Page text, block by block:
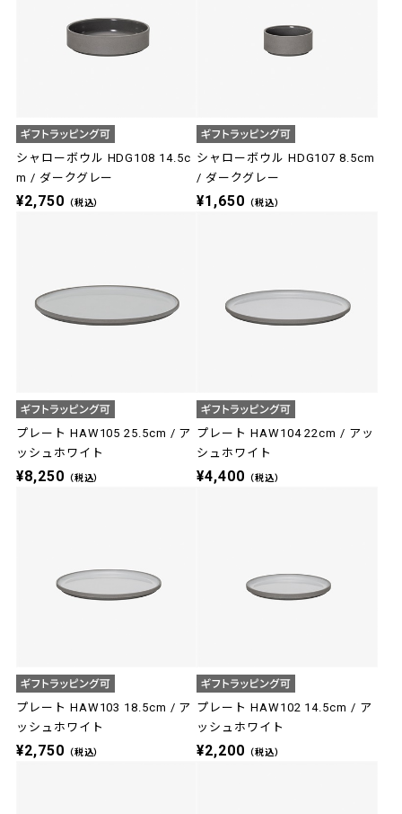
シャローボウル HDG108 14.5c
m / ダークグレー
¥2,750 （税込）
シャローボウル HDG107 8.5cm
/ ダークグレー
¥1,650 （税込）
プレート HAW105 25.5cm / ア
ッシュホワイト
¥8,250 （税込）
プレート HAW104 22cm / アッ
シュホワイト
¥4,400 （税込）
プレート HAW103 18.5cm / ア
ッシュホワイト
¥2,750 （税込）
プレート HAW102 14.5cm / ア
ッシュホワイト
¥2,200 （税込）